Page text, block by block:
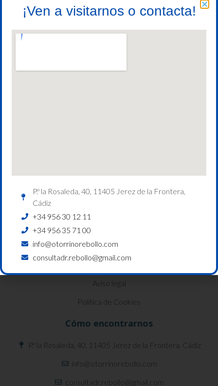
Contacto
Política de privacidad
Aviso legal
Política de Cookies
Cómo encontrarnos
P.º la Rosaleda, 40, 11405 Jerez de la Frontera, Cádiz
info@otorrinorebollo.com
consultadr.rebollo@gmail.com
¡Ven a visitarnos o contacta!
P.º la Rosaleda, 40, 11405 Jerez de la Frontera,
Cádiz
+34 956 30 12 11
+34 956 35 71 00
info@otorrinorebollo.com
consultadr.rebollo@gmail.com